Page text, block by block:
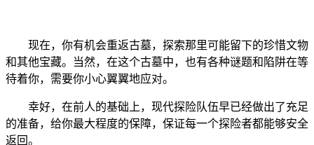
现在，你有机会重返古墓，探索那里可能留下的珍惜文物
和其他宝藏。当然，在这个古墓中，也有各种谜题和陷阱在等
待着你，需要你小心翼翼地应对。
幸好，在前人的基础上，现代探险队伍早已经做出了充足
的准备，给你最大程度的保障，保证每一个探险者都能够安全
返回。